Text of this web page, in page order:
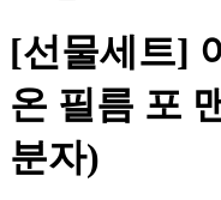
[선물세트]
온 필름 포
분자)